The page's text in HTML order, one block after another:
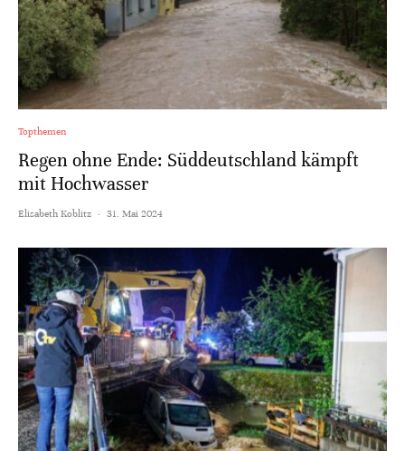
Topthemen
Regen ohne Ende: Süddeutschland kämpft
mit Hochwasser
Elisabeth Koblitz · 31. Mai 2024